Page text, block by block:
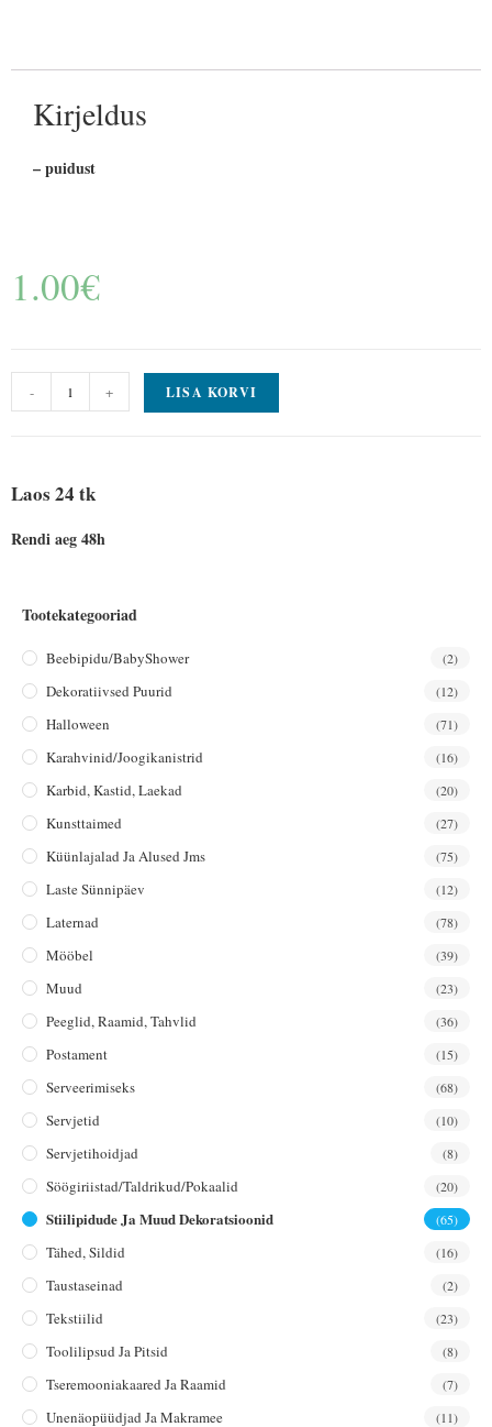
Kirjeldus
– puidust
1.00€
- + LISA KORVI
Laos 24 tk
Rendi aeg 48h
Tootekategooriad
Beebipidu/BabyShower (2)
Dekoratiivsed Puurid (12)
Halloween (71)
Karahvinid/joogikanistrid (16)
Karbid, Kastid, Laekad (20)
Kunsttaimed (27)
Küünlajalad Ja Alused Jms (75)
Laste Sünnipäev (12)
Laternad (78)
Mööbel (39)
Muud (23)
Peeglid, Raamid, Tahvlid (36)
Postament (15)
Serveerimiseks (68)
Servjetid (10)
Servjetihoidjad (8)
Söögiriistad/taldrikud/pokaalid (20)
Stiilipidude Ja Muud Dekoratsioonid (65)
Tähed, Sildid (16)
Taustaseinad (2)
Tekstiilid (23)
Toolilipsud Ja Pitsid (8)
Tseremooniakaared Ja Raamid (7)
Unenäopüüdjad Ja Makramee (11)